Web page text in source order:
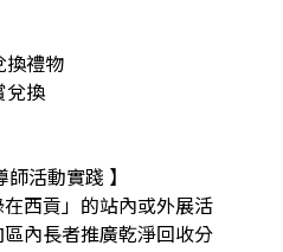
換禮物
兌換
活動實踐 】
西貢」的站內或外展活
內長者推廣乾淨回收分